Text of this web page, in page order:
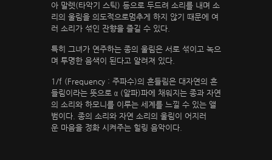
아 말렛(타악기 스틱) 등으로 두드려 소리를 내며 소
리의 울림을 의도적으로멈추게 하지 않기 때문에 여
러 소리가 섞인 잔향을 즐길 수 있다.
특히 그녀가 연주하는 종의 울림은 서로 섞이고 녹으
며 투명한 음색이 된다고 알려져 있다.
1/f (Frequency : 주파수)의 흔들림은 대자연의 흔
들림이라는 뜻으로 α (알파)파에 채워지는 종과 자연
의 소리와 하모니를 이루는 세계를 느낄 수 있는 앨
범이다. 종의 소리와 자연 소리의 울림이 어지러
운 마음을 정화 시켜주는 힐링 음악이다.